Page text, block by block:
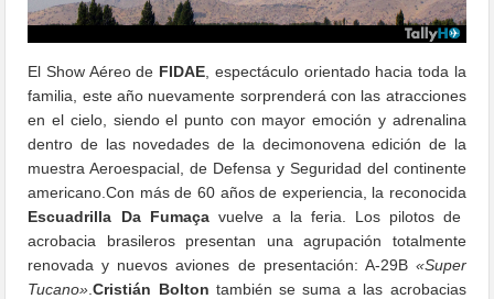
El Show Aéreo de FIDAE , espectáculo orientado hacia toda la
familia, este año nuevamente sorprenderá con las atracciones
en el cielo, siendo el punto con mayor emoción y adrenalina
dentro de las novedades de la decimonovena edición de la
muestra Aeroespacial, de Defensa y Seguridad del continente
americano.Con más de 60 años de experiencia, la reconocida
Escuadrilla Da Fumaça vuelve a la feria. Los pilotos de
acrobacia brasileros presentan una agrupación totalmente
renovada y nuevos aviones de presentación: A-29B «Super
Tucano» .Cristián Bolton también se suma a las acrobacias